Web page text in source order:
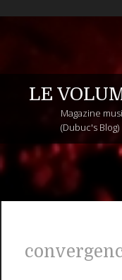
LE
Magazine
(Dubuc's Blog)